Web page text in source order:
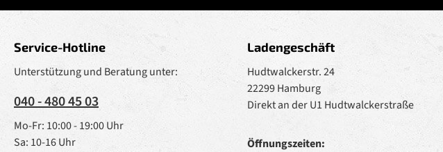
Service-Hotline
Unterstützung und Beratung unter:
040 - 480 45 03
Mo-Fr: 10:00 - 19:00 Uhr
Sa: 10-16 Uhr
Ladengeschäft
Hudtwalckerstr. 24
22299 Hamburg
Direkt an der U1 Hudtwalckerstraße
Öffnungszeiten: